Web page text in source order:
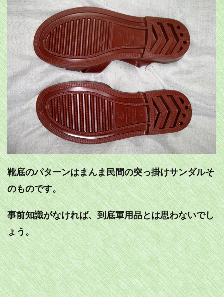
靴底のパターンはまんま民間の突っ掛けサンダルそ
のものです。
事前知識がなければ、到底軍用品とは思わないでし
ょう。